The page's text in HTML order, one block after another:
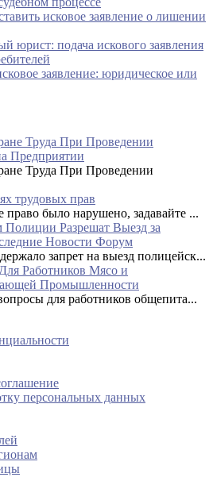
исковое заявление о лишении
юрист: подача искового заявления
заявление: юридическое или
Труда При Проведении
Предприятии
Труда При Проведении
трудовых прав
право было нарушено, задавайте ...
Полиции Разрешат Выезд за
Новости Форум
запрет на выезд полицейск...
Работников Мясо и
Промышленности
для работников общепита...
персональных данных